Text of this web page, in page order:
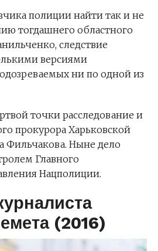
полиции найти так и не
тогдашнего областного
следствие
версиями
ни по одной из
точки расследование и
прокурора Харьковской
Фильчакова. Ныне дело
Главного
Нацполиции.
(2016)